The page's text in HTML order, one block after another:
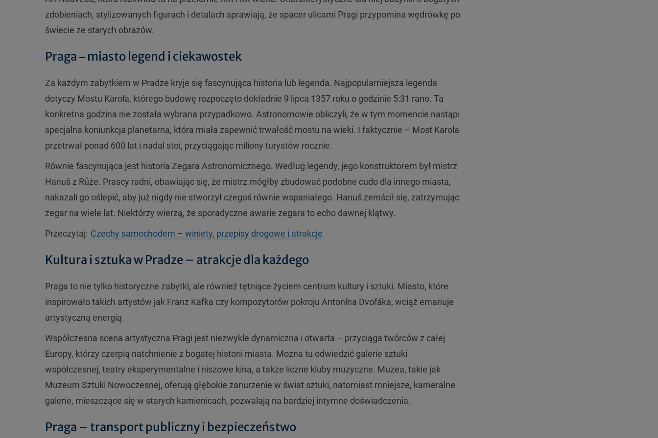
zdobieniach, stylizowanych figurach i detalach sprawiają, że spacer ulicami Pragi przypomina wędrówkę po
świecie ze starych obrazów.
Praga ‒ miasto legend i ciekawostek
Za każdym zabytkiem w Pradze kryje się fascynująca historia lub legenda. Najpopularniejsza legenda
dotyczy Mostu Karola, którego budowę rozpoczęto dokładnie 9 lipca 1357 roku o godzinie 5:31 rano. Ta
konkretna godzina nie została wybrana przypadkowo. Astronomowie obliczyli, że w tym momencie nastąpi
specjalna koniunkcja planetarna, która miała zapewnić trwałość mostu na wieki. I faktycznie – Most Karola
przetrwał ponad 600 lat i nadal stoi, przyciągając miliony turystów rocznie.
Równie fascynująca jest historia Zegara Astronomicznego. Według legendy, jego konstruktorem był mistrz
Hanuš z Růże. Prascy radni, obawiając się, że mistrz mógłby zbudować podobne cudo dla innego miasta,
nakazali go oślepić, aby już nigdy nie stworzył czegoś równie wspaniałego. Hanuš zemścił się, zatrzymując
zegar na wiele lat. Niektórzy wierzą, że sporadyczne awarie zegara to echo dawnej klątwy.
Przeczytaj: Czechy samochodem – winiety, przepisy drogowe i atrakcje
Kultura i sztuka w Pradze – atrakcje dla każdego
Praga to nie tylko historyczne zabytki, ale również tętniące życiem centrum kultury i sztuki. Miasto, które
inspirowało takich artystów jak Franz Kafka czy kompozytorów pokroju Antonína Dvořáka, wciąż emanuje
artystyczną energią.
Współczesna scena artystyczna Pragi jest niezwykle dynamiczna i otwarta – przyciąga twórców z całej
Europy, którzy czerpią natchnienie z bogatej historii miasta. Można tu odwiedzić galerie sztuki
współczesnej, teatry eksperymentalne i niszowe kina, a także liczne kluby muzyczne. Muzea, takie jak
Muzeum Sztuki Nowoczesnej, oferują głębokie zanurzenie w świat sztuki, natomiast mniejsze, kameralne
galerie, mieszczące się w starych kamienicach, pozwalają na bardziej intymne doświadczenia.
Praga – transport publiczny i bezpieczeństwo